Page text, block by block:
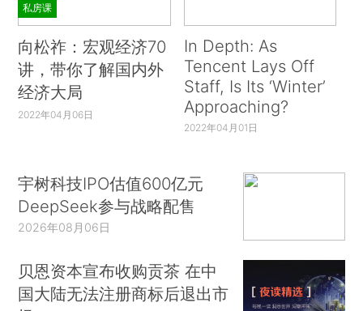
私房课
向松祚：宏观经济70
讲，带你了解国内外
经济大局
2022年04月06日
In Depth: As
Tencent Lays Off
Staff, Is Its ‘Winter’
Approaching?
2022年04月01日
宇树科技IPO估值600亿元
DeepSeek参与战略配售
2026年08月06日
贝恩资本宣布收购贡茶 在中
国大陆无法注册商标后退出市